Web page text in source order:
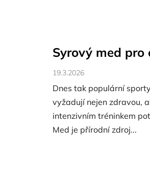
Syrový med pro
19.3.2026
Dnes tak populární
vyžadují nejen zdravou,
intenzivním tréninkem
Med je přírodní zdroj...